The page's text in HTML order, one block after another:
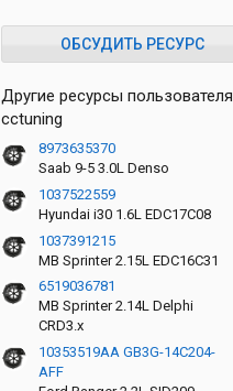
ОБСУДИТЬ РЕСУРС
Другие ресурсы пользователя
cctuning
8973635370
Saab 9-5 3.0L Denso
1037522559
Hyundai i30 1.6L EDC17C08
1037391215
MB Sprinter 2.15L EDC16C31
6519036781
MB Sprinter 2.14L Delphi
CRD3.x
10353519AA GB3G-14C204-
AFF